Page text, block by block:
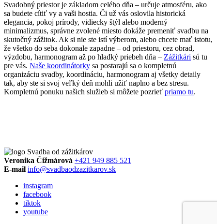
Svadobný priestor je základom celého dňa – určuje atmosféru, ako
sa budete cítiť vy a vaši hostia. Či už vás oslovila historická
elegancia, pokoj prírody, vidiecky štýl alebo moderný
minimalizmus, správne zvolené miesto dokáže premeniť svadbu na
skutočný zážitok. Ak si nie ste istí výberom, alebo chcete mať istotu,
že všetko do seba dokonale zapadne – od priestoru, cez obrad,
výzdobu, harmonogram až po hladký priebeh dňa – Zážitkári sú tu
pre vás. Naše koordinátorky sa postarajú sa o kompletnú
organizáciu svadby, koordináciu, harmonogram aj všetky detaily
tak, aby ste si svoj veľký deň mohli užiť naplno a bez stresu.
Kompletnú ponuku našich služieb si môžete pozrieť priamo tu.
Veronika Čižmárová +421 949 885 521
E-mail info@svadbaodzazitkarov.sk
instagram
facebook
tiktok
youtube